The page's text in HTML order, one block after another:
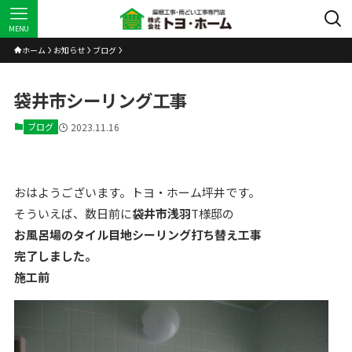
MENU
ホーム お知らせ ブログ
袋井市シーリング工事
ブログ 2023.11.16
おはようございます。トヨ・ホーム坪井です。
そういえば、数日前に袋井市浅羽T様邸の
お風呂場のタイル目地シーリング打ち替え工事
完了しました。
施工前